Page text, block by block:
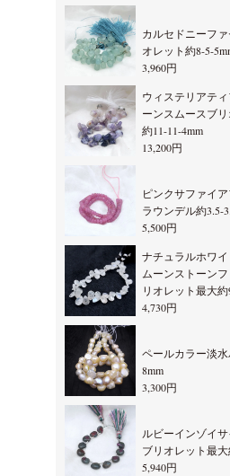
カルセドニーフ
オレット約8-5-
3,960円
ウィステリアテ
ーンスムースブ
約11-11-4mm
13,200円
ピンクサファイ
ラウンデル約3.5-
5,500円
ナチュラルホワ
ムーンストーン
リオレット最大約
4,730円
ペールカラー淡
8mm
3,300円
ルビーインゾイ
ブリオレット最大
5,940円